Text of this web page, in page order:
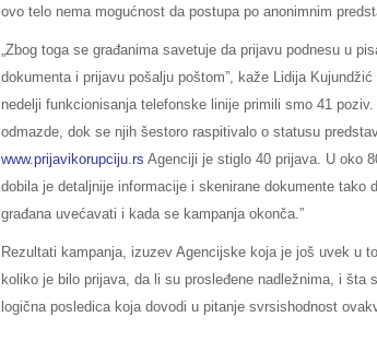
ovo telo nema mogućnost da postupa po anonimnim
„Zbog toga se građanima savetuje da prijavu podnesu u
dokumenta i prijavu pošalju poštom”, kaže Lidija
nedelji funkcionisanja telefonske linije primili smo 41
odmazde, dok se njih šestoro raspitivalo o statusu
www.prijavikorupciju.rs Agenciji je stiglo 40 prijava. U oko
dobila je detaljnije informacije i skenirane dokumente tako
građana uvećavati i kada se kampanja okonča.”
Rezultati kampanja, izuzev Agencijske koja je još uvek u
koliko je bilo prijava, da li su prosleđene nadležnima, i
logična posledica koja dovodi u pitanje svrsishodnost